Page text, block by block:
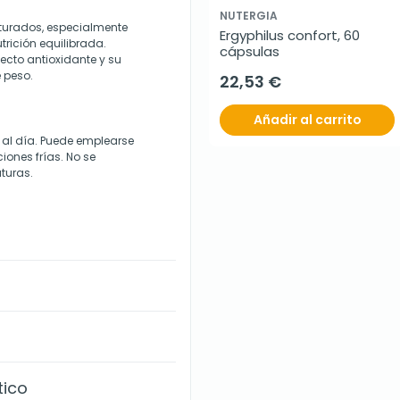
especialmente
equilibrada.
antioxidante y su
día. Puede emplearse
frías. No se
NUTERGIA
Ergyphilus confort, 60
cápsulas
22,53 €
Añadir al carrito